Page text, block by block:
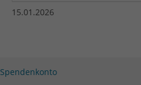
15.01.2026
Spendenkonto